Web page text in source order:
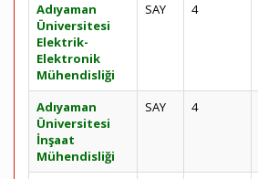
Adıyaman
Üniversitesi
Elektrik-
Elektronik
Mühendisliği
SAY 4
Adıyaman
Üniversitesi
İnşaat
Mühendisliği
SAY 4